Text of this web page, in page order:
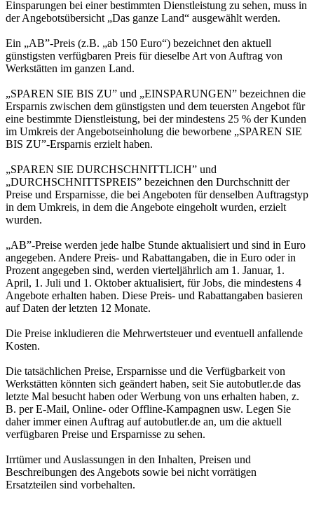
Einsparungen bei einer bestimmten Dienstleistung zu sehen, muss in
der Angebotsübersicht „Das ganze Land“ ausgewählt werden.
Ein „AB”-Preis (z.B. „ab 150 Euro“) bezeichnet den aktuell
günstigsten verfügbaren Preis für dieselbe Art von Auftrag von
Werkstätten im ganzen Land.
„SPAREN SIE BIS ZU” und „EINSPARUNGEN” bezeichnen die
Ersparnis zwischen dem günstigsten und dem teuersten Angebot für
eine bestimmte Dienstleistung, bei der mindestens 25 % der Kunden
im Umkreis der Angebotseinholung die beworbene „SPAREN SIE
BIS ZU”-Ersparnis erzielt haben.
„SPAREN SIE DURCHSCHNITTLICH” und
„DURCHSCHNITTSPREIS” bezeichnen den Durchschnitt der
Preise und Ersparnisse, die bei Angeboten für denselben Auftragstyp
in dem Umkreis, in dem die Angebote eingeholt wurden, erzielt
wurden.
„AB”-Preise werden jede halbe Stunde aktualisiert und sind in Euro
angegeben. Andere Preis- und Rabattangaben, die in Euro oder in
Prozent angegeben sind, werden vierteljährlich am 1. Januar, 1.
April, 1. Juli und 1. Oktober aktualisiert, für Jobs, die mindestens 4
Angebote erhalten haben. Diese Preis- und Rabattangaben basieren
auf Daten der letzten 12 Monate.
Die Preise inkludieren die Mehrwertsteuer und eventuell anfallende
Kosten.
Die tatsächlichen Preise, Ersparnisse und die Verfügbarkeit von
Werkstätten könnten sich geändert haben, seit Sie autobutler.de das
letzte Mal besucht haben oder Werbung von uns erhalten haben, z.
B. per E-Mail, Online- oder Offline-Kampagnen usw. Legen Sie
daher immer einen Auftrag auf autobutler.de an, um die aktuell
verfügbaren Preise und Ersparnisse zu sehen.
Irrtümer und Auslassungen in den Inhalten, Preisen und
Beschreibungen des Angebots sowie bei nicht vorrätigen
Ersatzteilen sind vorbehalten.